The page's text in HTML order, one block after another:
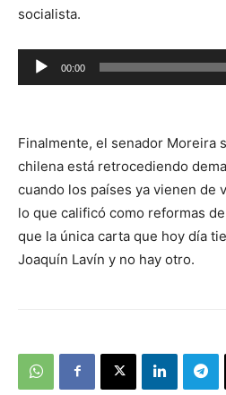
socialista.
Reproductor
de
00:00
Finalmente, el senador Moreira
chilena está retrocediendo
cuando los países ya vienen de
lo que calificó como reformas
que la única carta que hoy día
Joaquín Lavín y no hay otro.